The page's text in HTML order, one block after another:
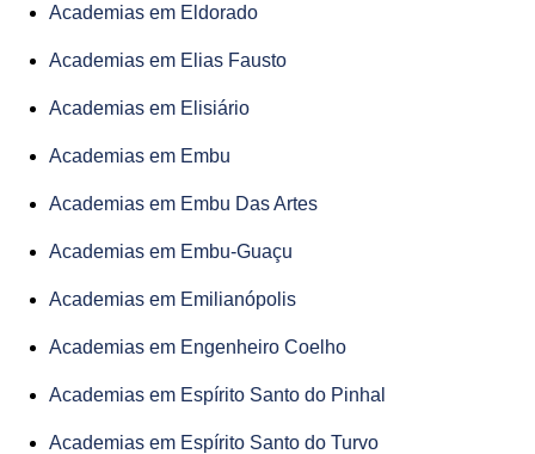
Academias em Eldorado
Academias em Elias Fausto
Academias em Elisiário
Academias em Embu
Academias em Embu Das Artes
Academias em Embu-Guaçu
Academias em Emilianópolis
Academias em Engenheiro Coelho
Academias em Espírito Santo do Pinhal
Academias em Espírito Santo do Turvo